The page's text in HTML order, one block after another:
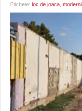
Etichete: loc de joaca